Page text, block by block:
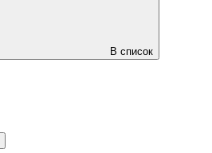
В список